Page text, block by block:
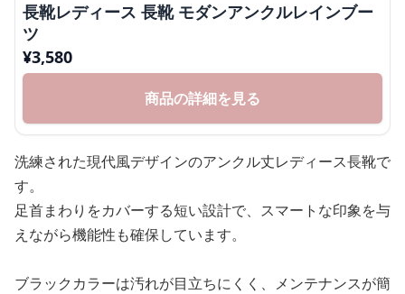
長靴レディース 長靴 モダンアンクルレインブー
ツ
¥3,580
商品の詳細を見る
洗練された現代風デザインのアンクル丈レディース長靴で
す。
足首まわりをカバーする短い設計で、スマートな印象を与
えながら機能性も確保しています。
ブラックカラーは汚れが目立ちにくく、メンテナンスが簡